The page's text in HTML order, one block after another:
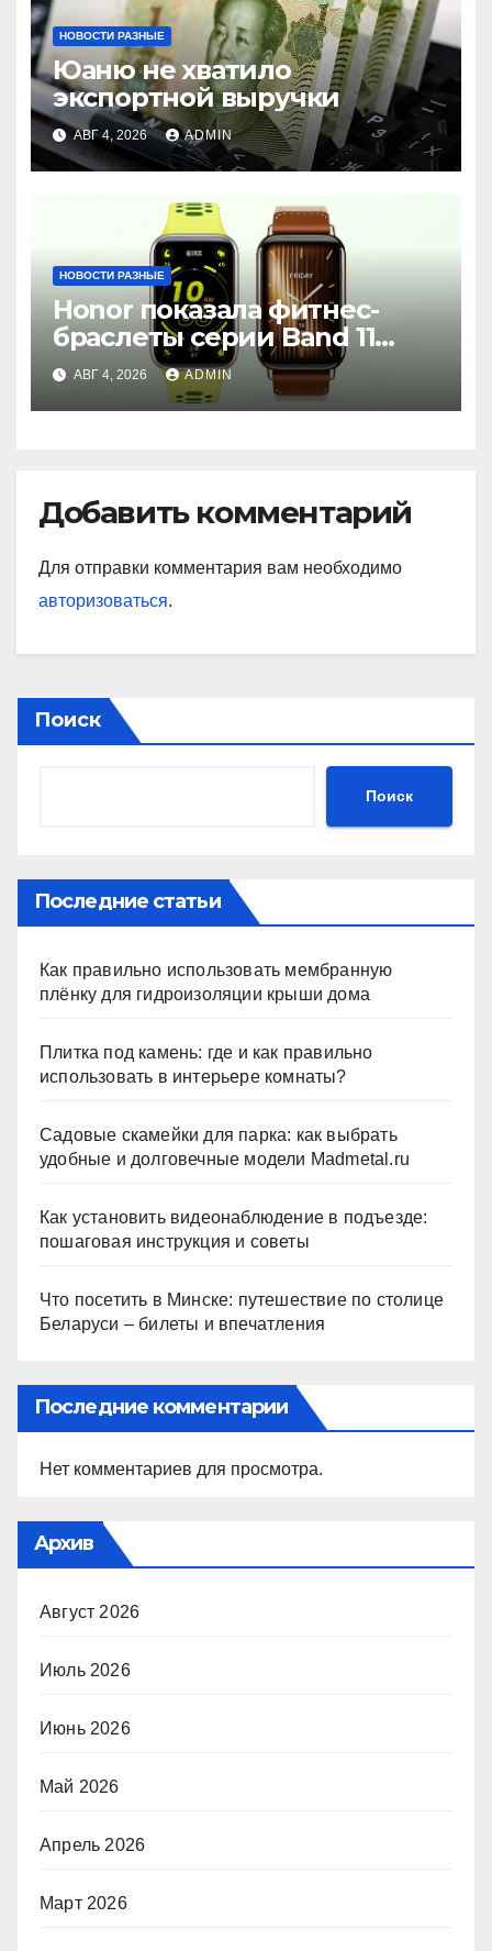
НОВОСТИ РАЗНЫЕ
Юаню не хватило
экспортной выручки
АВГ 4, 2026 ADMIN
НОВОСТИ РАЗНЫЕ
Honor показала фитнес-
браслеты серии Band 11
с GPS и автономностью до
26 дней
АВГ 4, 2026 ADMIN
Добавить комментарий
Для отправки комментария вам необходимо
авторизоваться.
Поиск
Поиск
Последние статьи
Как правильно использовать мембранную
плёнку для гидроизоляции крыши дома
Плитка под камень: где и как правильно
использовать в интерьере комнаты?
Садовые скамейки для парка: как выбрать
удобные и долговечные модели Madmetal.ru
Как установить видеонаблюдение в подъезде:
пошаговая инструкция и советы
Что посетить в Минске: путешествие по столице
Беларуси – билеты и впечатления
Последние комментарии
Нет комментариев для просмотра.
Архив
Август 2026
Июль 2026
Июнь 2026
Май 2026
Апрель 2026
Март 2026